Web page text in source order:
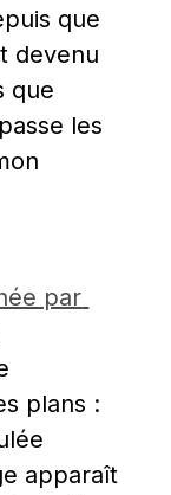
que
devenu
que
les
par
plans :
apparaît